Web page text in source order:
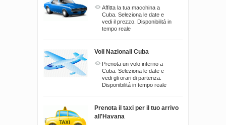
Affitta la tua macchina a
Cuba. Seleziona le date e
vedi il prezzo. Disponibilitá in
tempo reale
Voli Nazionali Cuba
Prenota un volo interno a
Cuba. Seleziona le date e
vedi gli orari di partenza.
Disponibilitá in tempo reale
Prenota il taxi per il tuo arrivo
all'Havana